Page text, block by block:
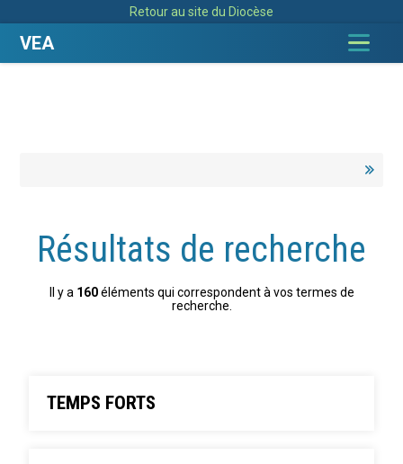
contenu.
la
Retour au site du Diocèse
VEA
Résultats de recherche
Il y a 160éléments qui correspondent à vos termes de
recherche.
TEMPS FORTS